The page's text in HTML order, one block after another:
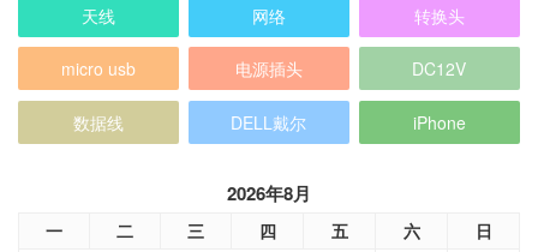
天线 网络 转换头
micro usb 电源插头 DC12V
数据线 DELL戴尔 iPhone
2026年8月
一 二 三 四 五 六 日